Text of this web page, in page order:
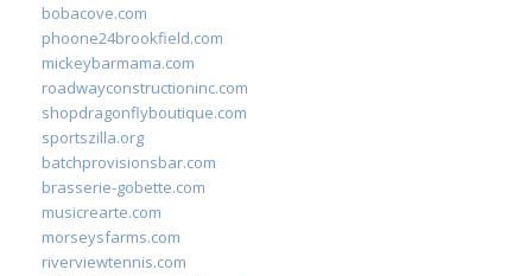
bobacove.com
phoone24brookfield.com
mickeybarmama.com
roadwayconstructioninc.com
shopdragonflyboutique.com
sportszilla.org
batchprovisionsbar.com
brasserie-gobette.com
musicrearte.com
morseysfarms.com
riverviewtennis.com